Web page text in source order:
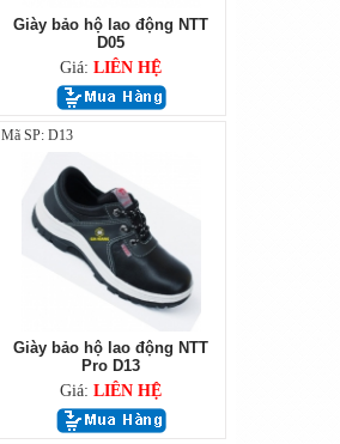
Giày bảo hộ lao động NTT
D05
Giá: LIÊN HỆ
Mã SP: D13
Giày bảo hộ lao động NTT
Pro D13
Giá: LIÊN HỆ